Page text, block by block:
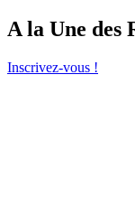
A la Une des
Inscrivez-vous !